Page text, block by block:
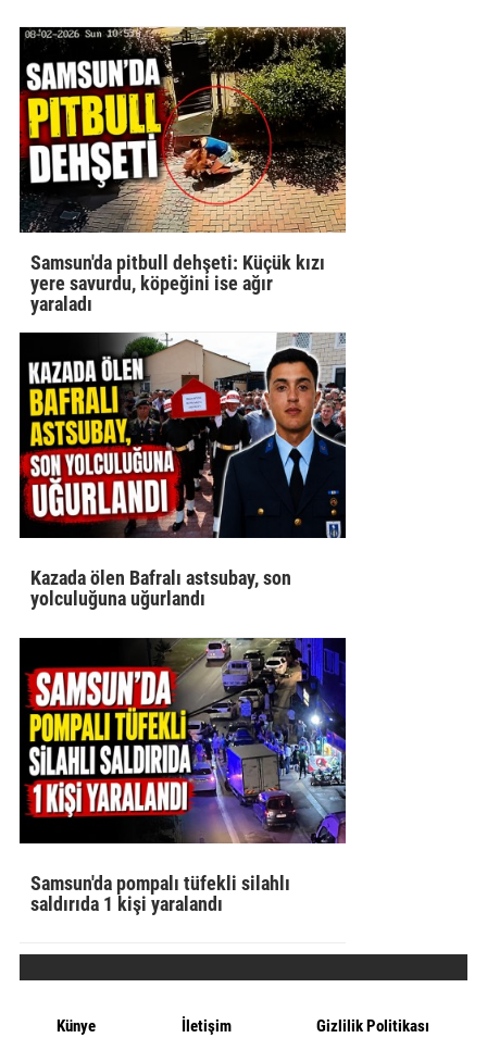
Samsun'da pitbull dehşeti: Küçük kızı
yere savurdu, köpeğini ise ağır
yaraladı
Kazada ölen Bafralı astsubay, son
yolculuğuna uğurlandı
Samsun'da pompalı tüfekli silahlı
saldırıda 1 kişi yaralandı
Künye İletişim Gizlilik Politikası